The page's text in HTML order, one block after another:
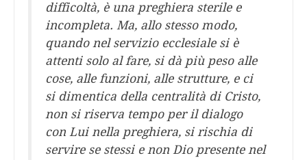
difficoltà, è una preghiera sterile e
incompleta. Ma, allo stesso modo,
quando nel servizio ecclesiale si è
attenti solo al fare, si dà più peso alle
cose, alle funzioni, alle strutture, e ci
si dimentica della centralità di Cristo,
non si riserva tempo per il dialogo
con Lui nella preghiera, si rischia di
servire se stessi e non Dio presente nel